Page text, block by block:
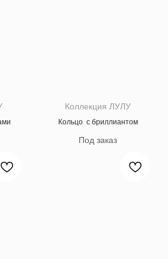
Коллекция ЛУЛУ
Кольцо с бриллиантом